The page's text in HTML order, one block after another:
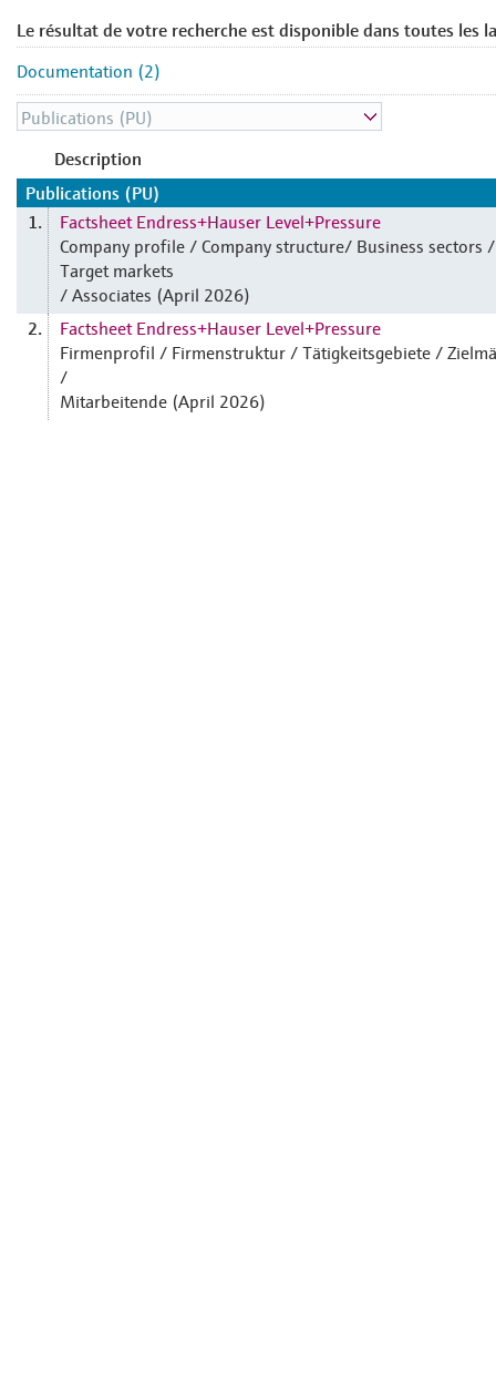
Le résultat de votre recherche est disponible dans toutes les
Documentation (2)
Description
Publications (PU)
1.
Factsheet Endress+Hauser Level+Pressure
Company profile / Company structure/ Business sectors /
Target markets
/ Associates (April 2026)
2.
Factsheet Endress+Hauser Level+Pressure
Firmenprofil / Firmenstruktur / Tätigkeitsgebiete /
/
Mitarbeitende (April 2026)